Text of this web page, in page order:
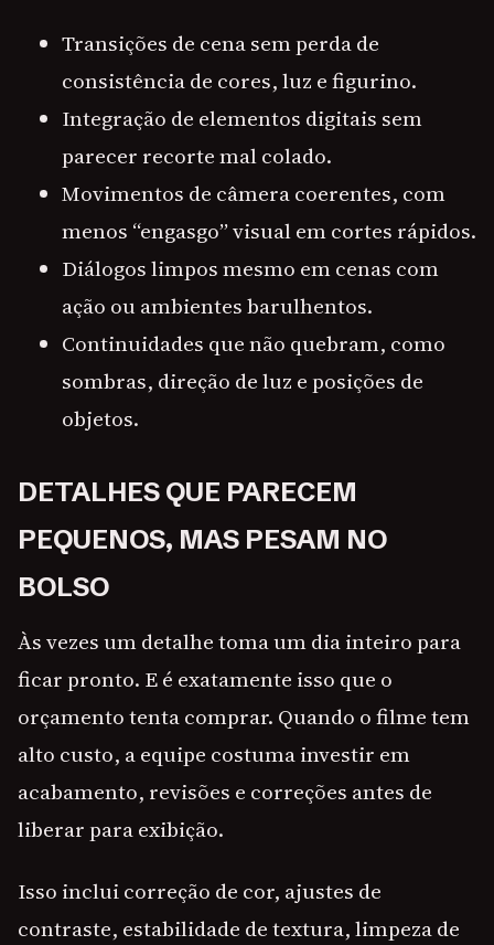
Transições de cena sem perda de
consistência de cores, luz e figurino.
Integração de elementos digitais sem
parecer recorte mal colado.
Movimentos de câmera coerentes, com
menos “engasgo” visual em cortes rápidos.
Diálogos limpos mesmo em cenas com
ação ou ambientes barulhentos.
Continuidades que não quebram, como
sombras, direção de luz e posições de
objetos.
DETALHES QUE PARECEM
PEQUENOS, MAS PESAM NO
BOLSO
Às vezes um detalhe toma um dia inteiro para
ficar pronto. E é exatamente isso que o
orçamento tenta comprar. Quando o filme tem
alto custo, a equipe costuma investir em
acabamento, revisões e correções antes de
liberar para exibição.
Isso inclui correção de cor, ajustes de
contraste, estabilidade de textura, limpeza de